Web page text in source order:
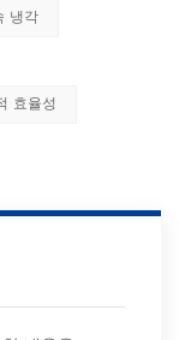
냉각
효율성